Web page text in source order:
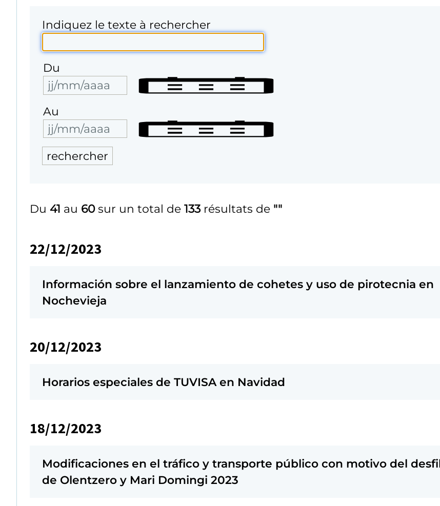
Indiquez le texte à rechercher
Du
Au
Du 41 au 60sur un total de 133 résultats de ""
22/12/2023
Información sobre el lanzamiento de cohetes y uso de pirotecnia en
Nochevieja
20/12/2023
Horarios especiales de TUVISA en Navidad
18/12/2023
Modificaciones en el tráfico y transporte público con motivo del
de Olentzero y Mari Domingi 2023